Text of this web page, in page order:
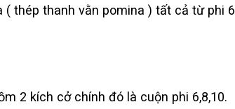
thép thanh vằn pomina ) tất cả từ phi 6
2 kích cở chính đó là cuộn phi 6,8,10.